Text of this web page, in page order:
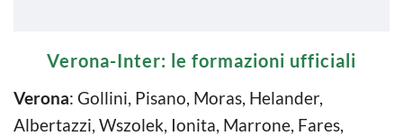
Verona-Inter: le formazioni ufficiali
Verona: Gollini, Pisano, Moras, Helander,
Albertazzi, Wszolek, Ionita, Marrone, Fares,